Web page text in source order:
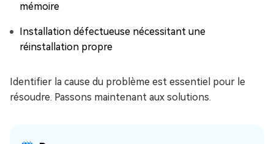
mémoire
Installation défectueuse nécessitant une
réinstallation propre
Identifier la cause du problème est essentiel pour le
résoudre. Passons maintenant aux solutions.